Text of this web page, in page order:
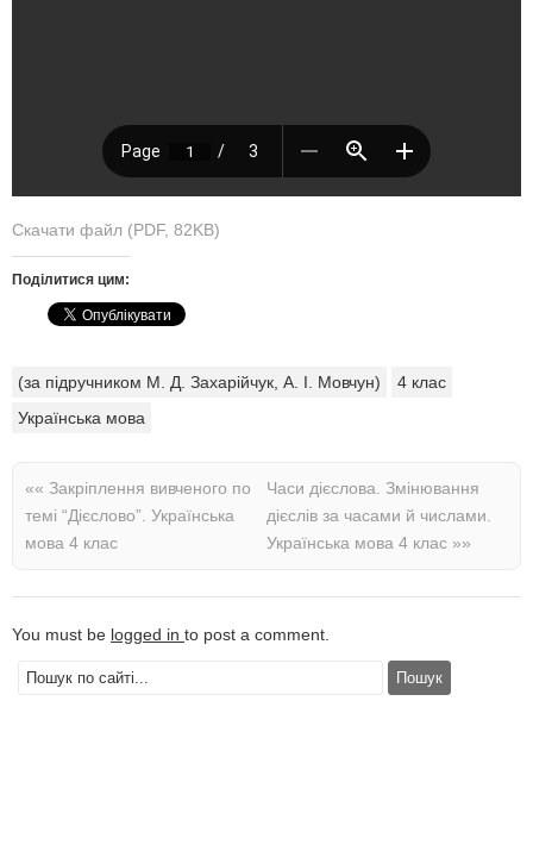
Скачати файл (PDF, 82KB)
Поділитися цим:
(за підручником М. Д. Захарійчук, А. І. Мовчун)
4 клас
Українська мова
«« Закріплення вивченого по
темі “Дієслово”. Українська
мова 4 клас
Часи дієслова. Змінювання
дієслів за часами й числами.
Українська мова 4 клас »»
You must be logged in to post a comment.